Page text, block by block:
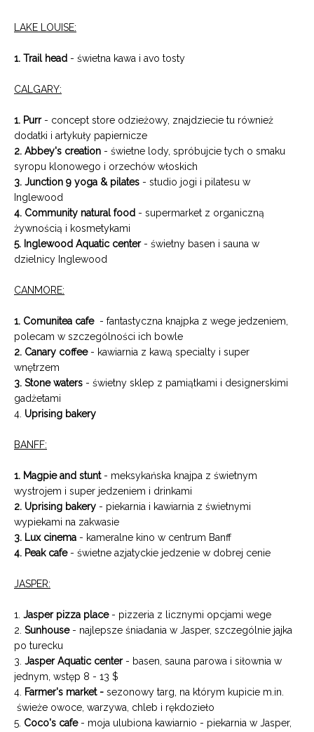
LAKE LOUISE:
1. Trail head - świetna kawa i avo tosty
CALGARY:
1. Purr- concept store odzieżowy, znajdziecie tu również
dodatki i artykuły papiernicze
2. Abbey's creation - świetne lody, spróbujcie tych o smaku
syropu klonowego i orzechów włoskich
3. Junction 9 yoga & pilates - studio jogi i pilatesu w
Inglewood
4. Community natural food - supermarket z organiczną
żywnością i kosmetykami
5. Inglewood Aquatic center- świetny basen i sauna w
dzielnicy Inglewood
CANMORE:
1. Comunitea cafe- fantastyczna knajpka z wege jedzeniem,
polecam w szczególności ich bowle
2. Canary coffee - kawiarnia z kawą specialty i super
wnętrzem
3. Stone waters - świetny sklep z pamiątkami i designerskimi
gadżetami
4. Uprising bakery
BANFF:
1. Magpie and stunt - meksykańska knajpa z świetnym
wystrojem i super jedzeniem i drinkami
2. Uprising bakery - piekarnia i kawiarnia z świetnymi
wypiekami na zakwasie
3. Lux cinema - kameralne kino w centrum Banff
4. Peak cafe - świetne azjatyckie jedzenie w dobrej cenie
JASPER:
1. Jasper pizza place- pizzeria z licznymi opcjami wege
2. Sunhouse- najlepsze śniadania w Jasper, szczególnie jajka
po turecku
3. Jasper Aquatic center - basen, sauna parowa i siłownia w
jednym, wstęp 8 - 13 $
4. Farmer's market - sezonowy targ, na którym kupicie m.in.
świeże owoce, warzywa, chleb i rękdozieło
5. Coco's cafe- moja ulubiona kawiarnio - piekarnia w Jasper,